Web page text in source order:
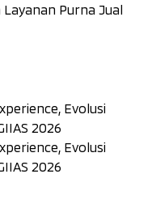
Purna Jual
Evolusi
2026
Evolusi
2026